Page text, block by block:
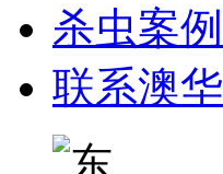
杀虫案例
联系澳华